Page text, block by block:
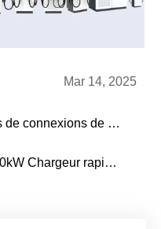
Mar 14, 2025
de recharge pour VE
CC VE installé au Brésil, 2025